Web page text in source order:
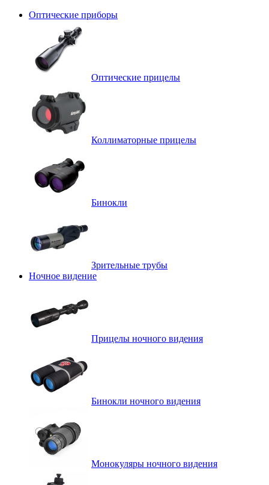
Оптические приборы
Оптические прицелы
Коллиматорные прицелы
Бинокли
Зрительные трубы
Ночное видение
Прицелы ночного видения
Бинокли ночного видения
Монокуляры ночного видения